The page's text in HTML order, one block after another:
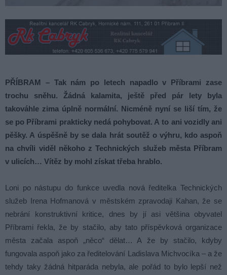
PŘÍBRAM – Tak nám po letech napadlo v Příbrami zase
trochu sněhu. Žádná kalamita, ještě před pár lety byla
takováhle zima úplně normální. Nicméně nyní se liší tím, že
se po Příbrami prakticky nedá pohybovat. A to ani vozidly ani
pěšky. A úspěšně by se dala hrát soutěž o výhru, kdo aspoň
na chvíli viděl někoho z Technických služeb města Příbram
v ulicích… Vítěz by mohl získat třeba hrablo.
Loni po nástupu do funkce uvedla nová ředitelka Technických
služeb Irena Hofmanová v městském zpravodaji Kahan, že se
nebrání konstruktivní kritice, dnes by jí asi většina obyvatel
Příbrami řekla, že by stačilo, aby tato příspěvková organizace
města začala aspoň „něco“ dělat… A že by stačilo, kdyby
fungovala aspoň jako za ředitelování Ladislava Michvocíka – a že
tehdy taky žádná hitparáda nebyla, ale pořád to bylo lepší než